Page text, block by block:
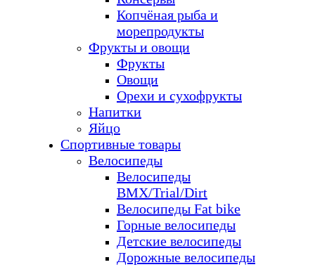
Копчёная рыба и
морепродукты
Фрукты и овощи
Фрукты
Овощи
Орехи и сухофрукты
Напитки
Яйцо
Спортивные товары
Велосипеды
Велосипеды
BMX/Trial/Dirt
Велосипеды Fat bike
Горные велосипеды
Детские велосипеды
Дорожные велосипеды